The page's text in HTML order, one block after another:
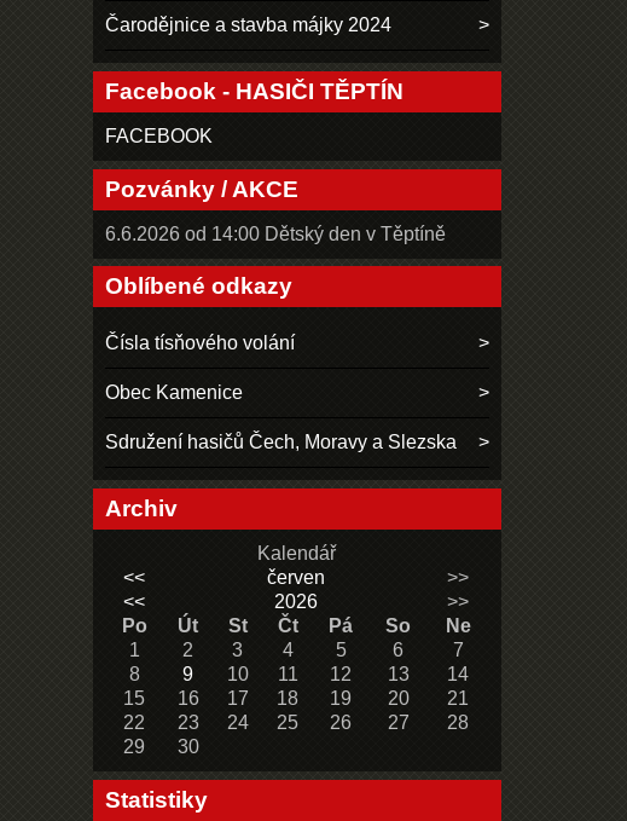
Čarodějnice a stavba májky 2024
Facebook - HASIČI TĚPTÍN
FACEBOOK
Pozvánky / AKCE
6.6.2026 od 14:00 Dětský den v Těptíně
Oblíbené odkazy
Čísla tísňového volání
Obec Kamenice
Sdružení hasičů Čech, Moravy a Slezska
Archiv
Kalendář
<<
červen
>>
<<
2026
>>
Po
Út St Čt Pá So
Ne
1
2 3 4 5 6
7
8
9 10 11 12 13
14
15
16 17 18 19 20
21
22
23 24 25 26 27
28
29
30
Statistiky